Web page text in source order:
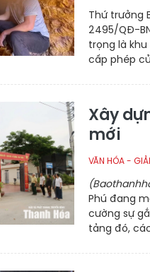
Thứ trưởng
2495/QĐ-
trọng là
cấp phép
Xây
mới
VĂN HÓA -
Phú đang
cường sự
tảng đó,